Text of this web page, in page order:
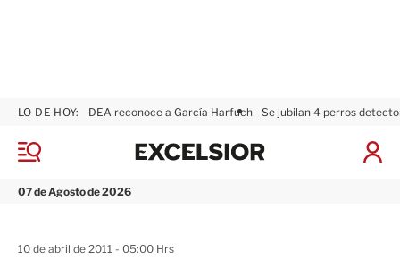
M
n
07 de Agosto de 2026
LO DE HOY: DEA reconoce a García Harfuch Se jubilan 4 perros
I
x
10 de abril de 2011 - 05:00 Hrs